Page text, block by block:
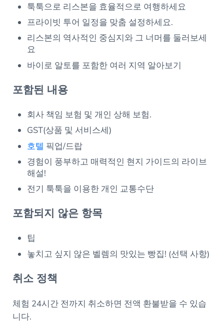
툭툭으로 리스본을 효율적으로 여행하세요
프라이빗 투어 일정을 맞춤 설정하세요.
리스본의 역사적인 중심지와 그 너머를 둘러보세
요
바이로 알토를 포함한 여러 지역 알아보기
포함된 내용
회사 책임 보험 및 개인 상해 보험.
GST(상품 및 서비스세)
호텔 픽업/드랍
경험이 풍부하고 매력적인 현지 가이드의 라이브
해설!
전기 툭툭을 이용한 개인 교통수단
포함되지 않은 항목
팁
놓치고 싶지 않은 벨렘의 맛있는 빵집! (선택 사항)
취소 정책
체험 24시간 전까지 취소하면 전액 환불받을 수 있습
니다.